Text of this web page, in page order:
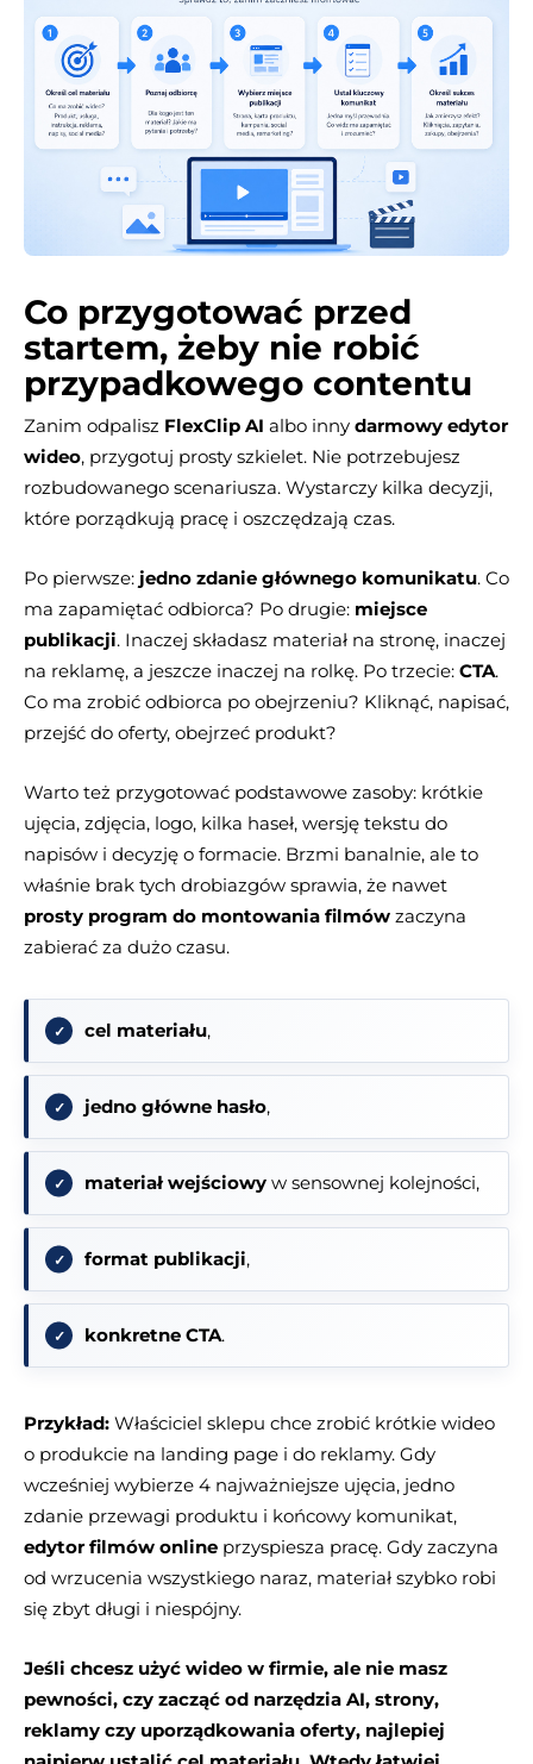
Co przygotować przed
startem, żeby nie robić
przypadkowego contentu
Zanim odpalisz FlexClip AI albo inny darmowy edytor
wideo, przygotuj prosty szkielet. Nie potrzebujesz
rozbudowanego scenariusza. Wystarczy kilka decyzji,
które porządkują pracę i oszczędzają czas.
Po pierwsze: jedno zdanie głównego komunikatu. Co
ma zapamiętać odbiorca? Po drugie: miejsce
publikacji. Inaczej składasz materiał na stronę, inaczej
na reklamę, a jeszcze inaczej na rolkę. Po trzecie: CTA.
Co ma zrobić odbiorca po obejrzeniu? Kliknąć, napisać,
przejść do oferty, obejrzeć produkt?
Warto też przygotować podstawowe zasoby: krótkie
ujęcia, zdjęcia, logo, kilka haseł, wersję tekstu do
napisów i decyzję o formacie. Brzmi banalnie, ale to
właśnie brak tych drobiazgów sprawia, że nawet
prosty program do montowania filmów zaczyna
zabierać za dużo czasu.
cel materiału,
jedno główne hasło,
materiał wejściowy w sensownej kolejności,
format publikacji,
konkretne CTA.
Przykład: Właściciel sklepu chce zrobić krótkie wideo
o produkcie na landing page i do reklamy. Gdy
wcześniej wybierze 4 najważniejsze ujęcia, jedno
zdanie przewagi produktu i końcowy komunikat,
edytor filmów online przyspiesza pracę. Gdy zaczyna
od wrzucenia wszystkiego naraz, materiał szybko robi
się zbyt długi i niespójny.
Jeśli chcesz użyć wideo w firmie, ale nie masz
pewności, czy zacząć od narzędzia AI, strony,
reklamy czy uporządkowania oferty, najlepiej